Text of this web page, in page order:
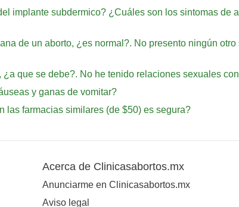
implante subdermico? ¿Cuáles son los sintomas de
de un aborto, ¿es normal?. No presento ningún
que se debe?. No he tenido relaciones sexuales
y ganas de vomitar?
las farmacias similares (de $50) es segura?
Acerca de Clinicasabortos.mx
Anunciarme en Clinicasabortos.mx
Aviso legal